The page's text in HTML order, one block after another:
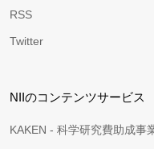
RSS
Twitter
NIIのコンテンツサービス
KAKEN - 科学研究費助成事